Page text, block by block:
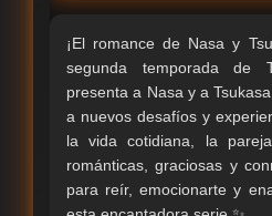
¡El romance de Nasa y
segunda temporada de
presenta a Nasa y a
a nuevos desafíos y
la vida cotidiana, la
románticas, graciosas y
para reír, emocionarte y